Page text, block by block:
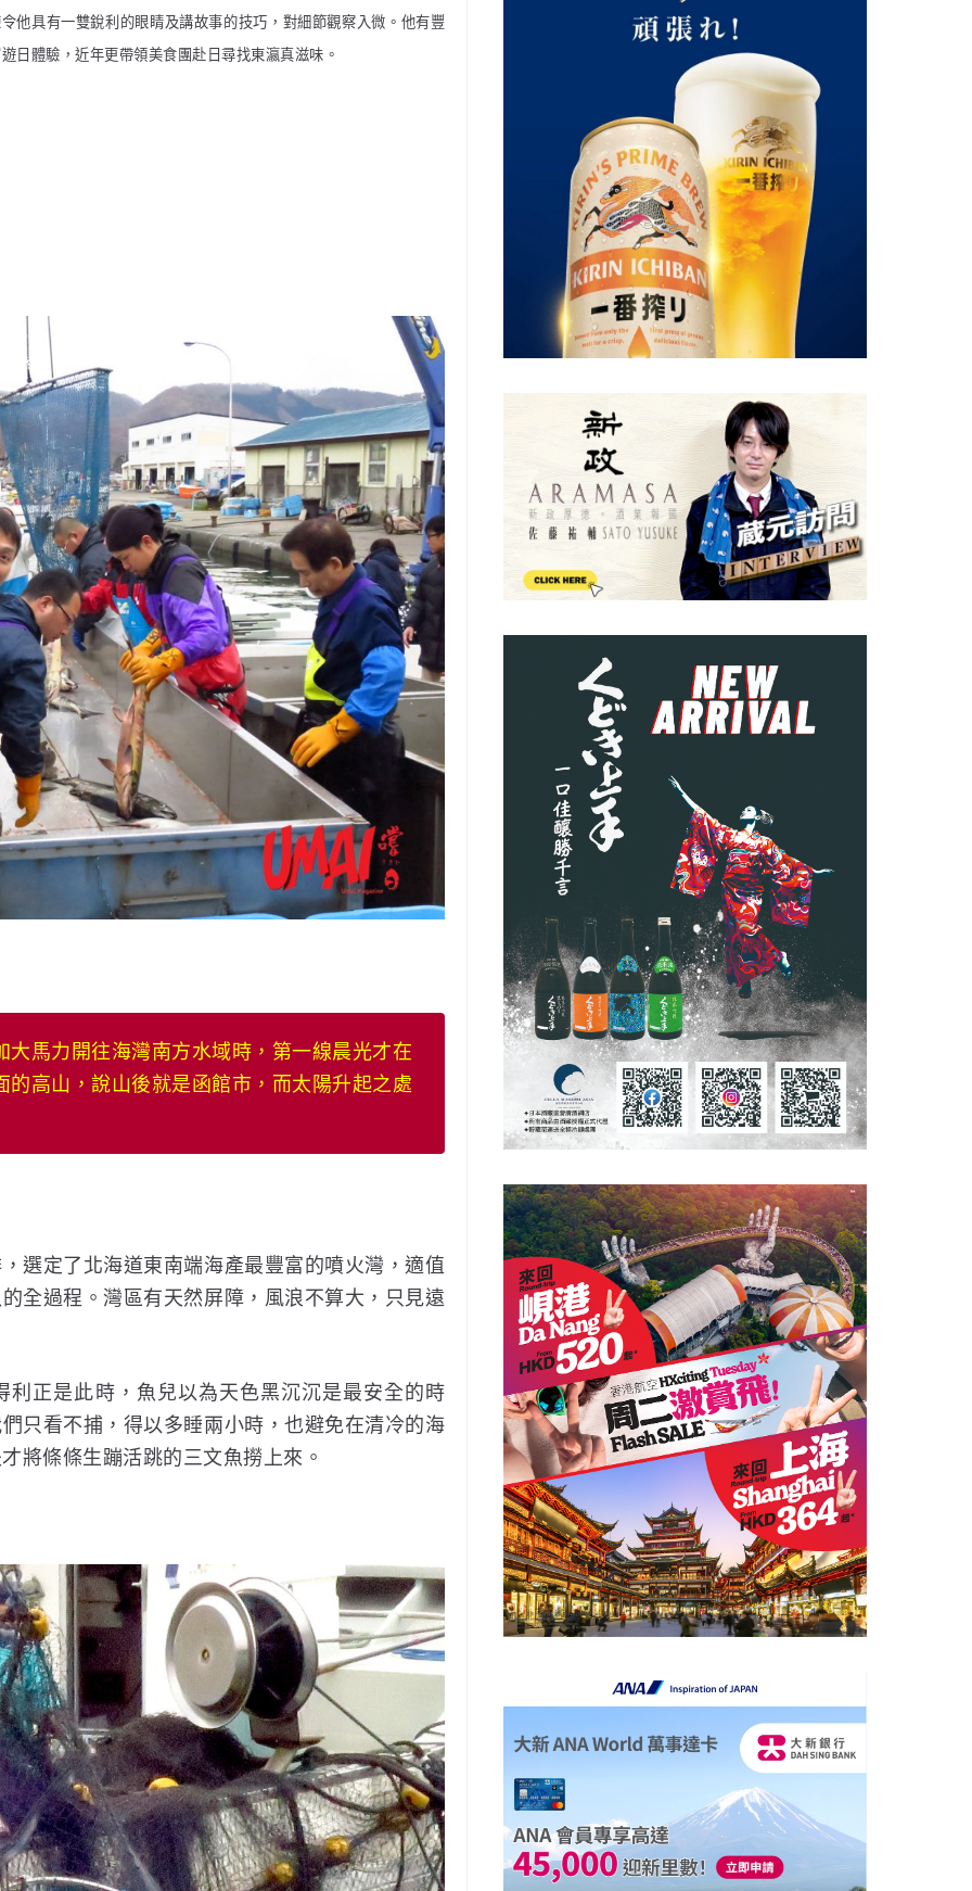
他具有一雙銳利的眼睛及講故事的技巧，對細節觀察入微。他有豐
日體驗，近年更帶領美食團赴日尋找東瀛真滋味。
馬力開往海灣南方水域時，第一線晨光才在
高山，說山後就是函館市，而太陽升起之處
選定了北海道東南端海產最豐富的噴火灣，適值
全過程。灣區有天然屏障，風浪不算大，只見遠
正是此時，魚兒以為天色黑沉沉是最安全的時
只看不捕，得以多睡兩小時，也避免在清冷的海
將條條生蹦活跳的三文魚撈上來。